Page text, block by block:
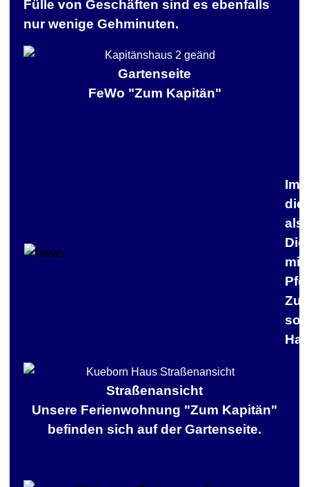
Fülle von Geschäften sind es ebenfalls
nur wenige Gehminuten.
Gartenseite
FeWo "Zum Kapitän"
Im
die
als
mit
Zur
Straßenansicht
Unsere Ferienwohnung "Zum Kapitän"
befinden sich auf der Gartenseite.